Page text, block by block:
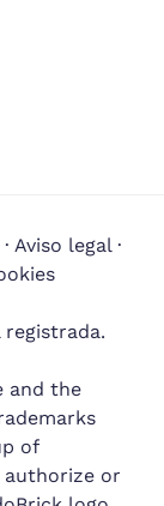
· Aviso legal ·
and the
of
authorize or